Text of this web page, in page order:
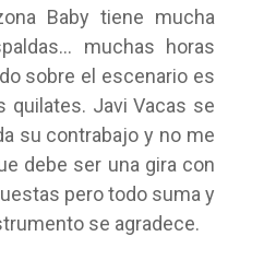
Baby tiene mucha
muchas horas
sobre el escenario es
quilates. Javi Vacas se
su contrabajo y no me
debe ser una gira con
pero todo suma y
se agradece.